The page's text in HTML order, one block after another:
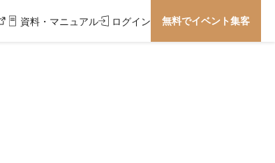
資料・マニュアル ログイン 無料でイベント集客